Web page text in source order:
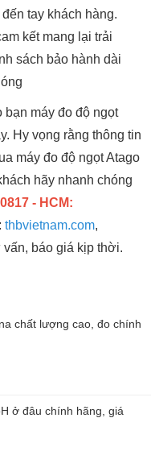
tay khách hàng.
kết mang lại trải
sách bảo hành dài
bạn máy đo độ ngọt
Hy vọng rằng thông tin
máy đo độ ngọt Atago
hãy nhanh chóng
- HCM:
thbvietnam.com,
vấn, báo giá kịp thời.
chất lượng cao, đo chính
ở đâu chính hãng, giá